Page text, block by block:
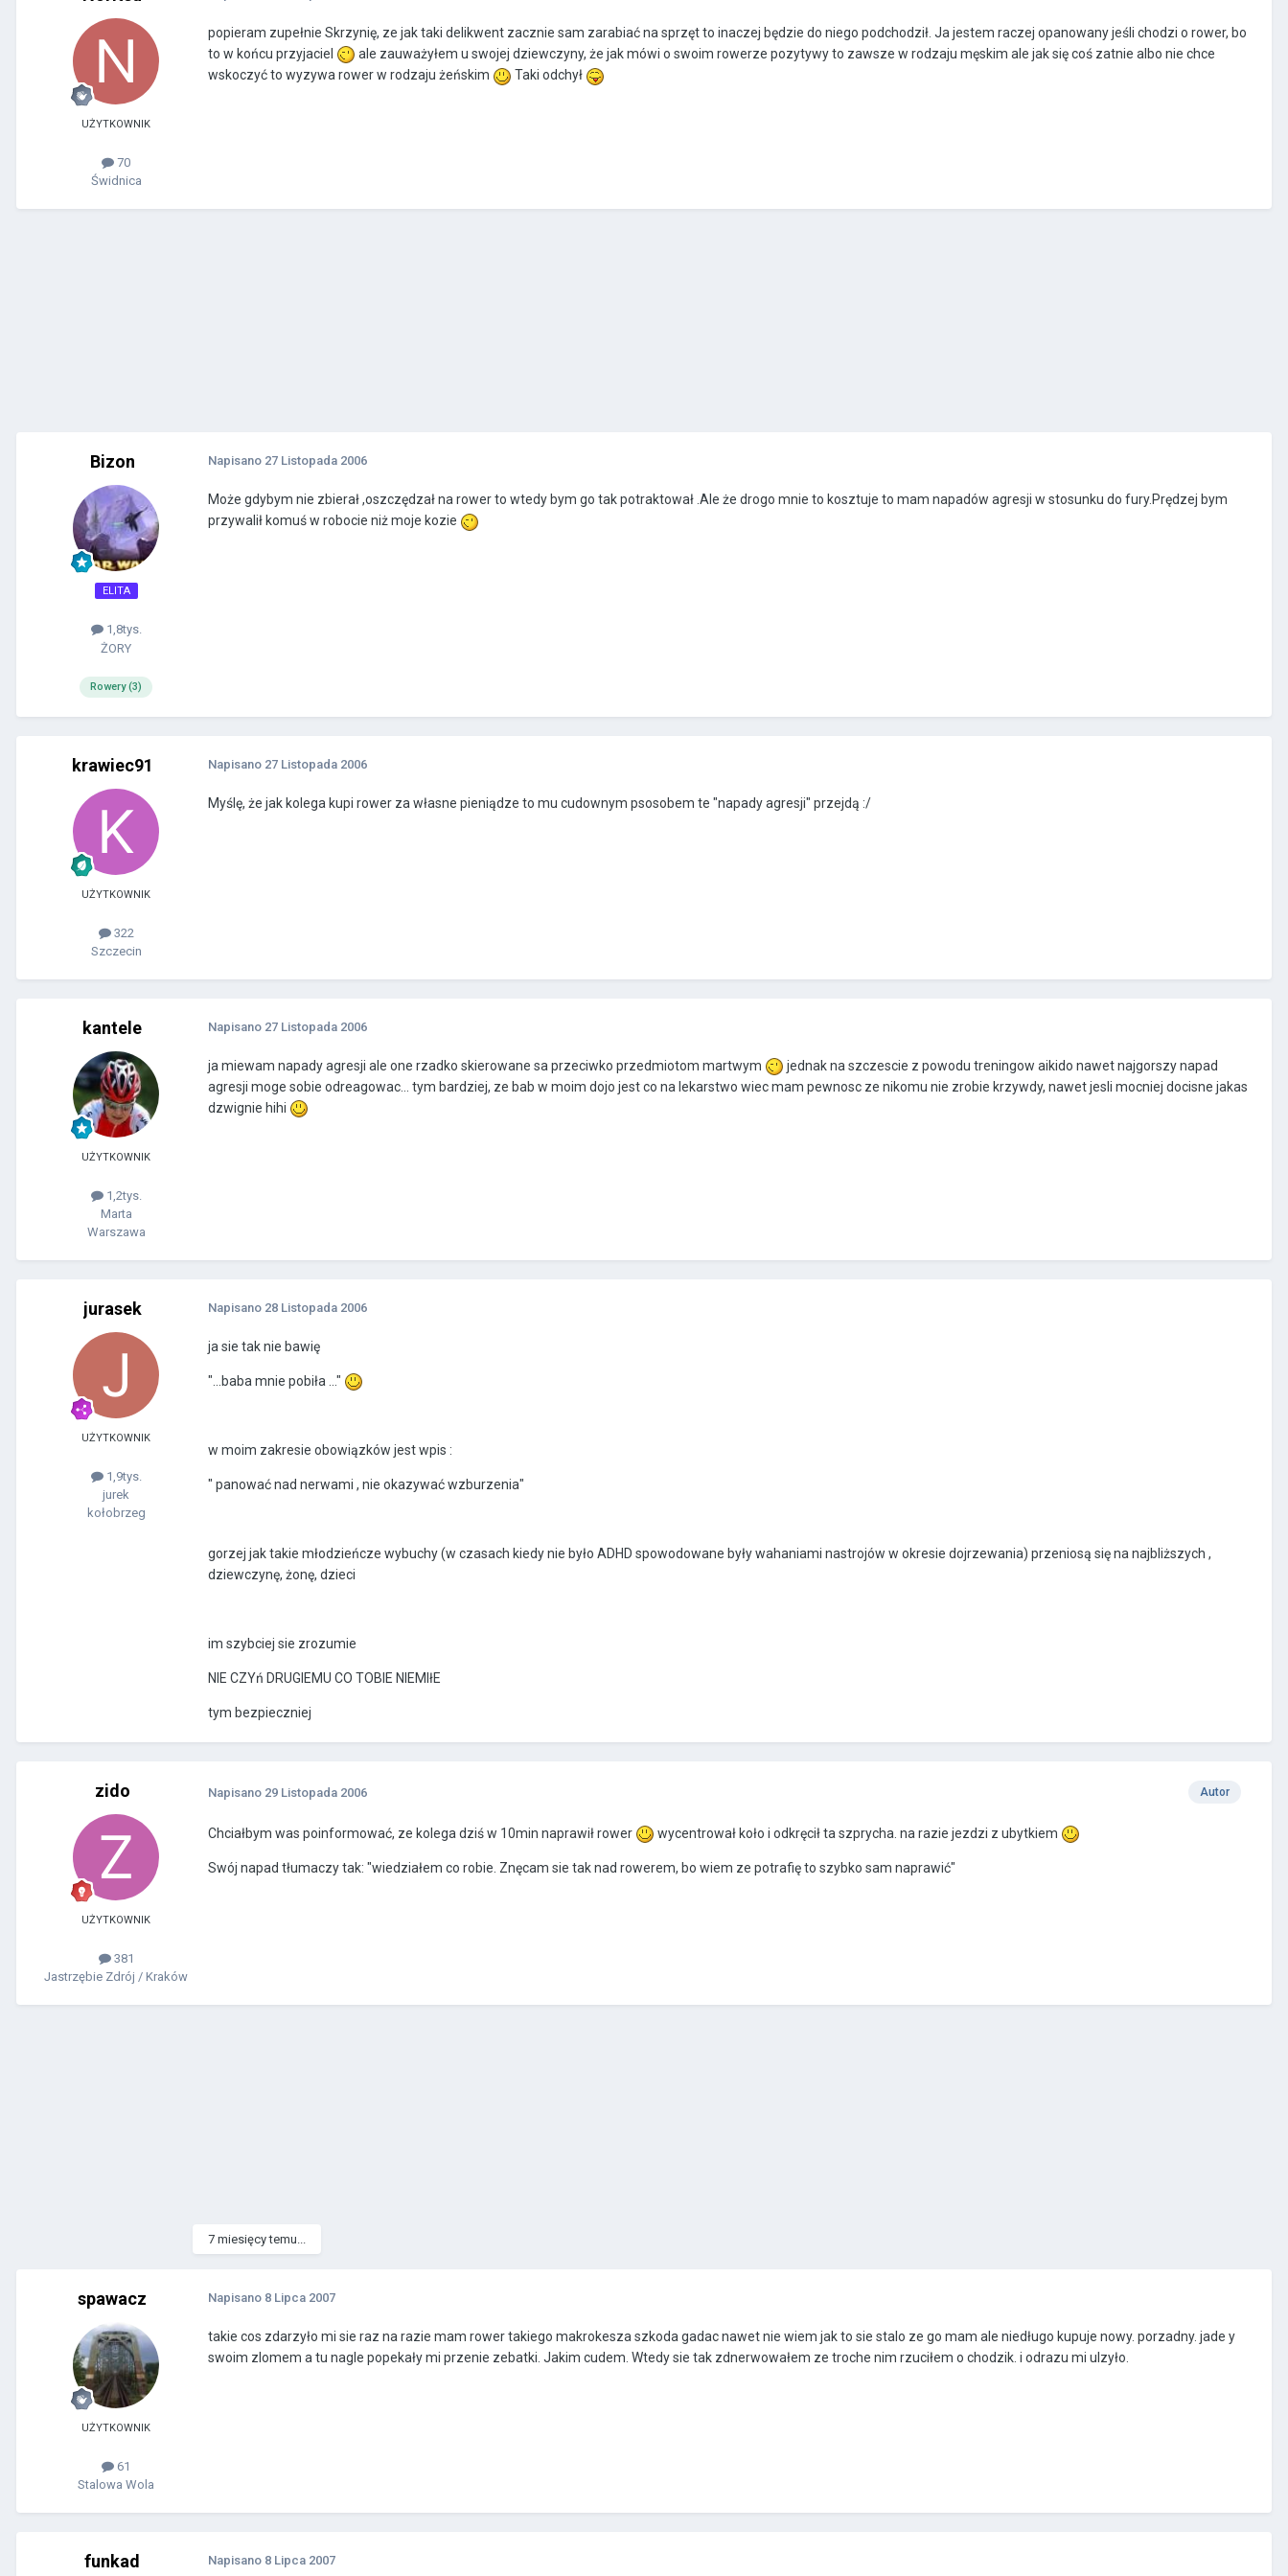
UŻYTKOWNIK
70
Świdnica
popieram zupełnie Skrzynię, ze jak taki delikwent zacznie sam zarabiać na sprzęt to inaczej będzie do niego podchodził. Ja jestem raczej opanowany jeśli chodzi o rower, bo
to w końcu przyjaciel
ale zauważyłem u swojej dziewczyny, że jak mówi o swoim rowerze pozytywy to zawsze w rodzaju męskim ale jak się coś zatnie albo nie chce
wskoczyć to wyzywa rower w rodzaju żeńskim
Taki odchył
Bizon
ELITA
1,8tys.
ŻORY
Rowery (3)
Napisano 27 Listopada 2006
Może gdybym nie zbierał ,oszczędzał na rower to wtedy bym go tak potraktował .Ale że drogo mnie to kosztuje to mam napadów agresji w stosunku do fury.Prędzej bym
przywalił komuś w robocie niż moje kozie
krawiec91
UŻYTKOWNIK
322
Szczecin
Napisano 27 Listopada 2006
Myślę, że jak kolega kupi rower za własne pieniądze to mu cudownym psosobem te "napady agresji" przejdą :/
kantele
UŻYTKOWNIK
1,2tys.
Marta
Warszawa
Napisano 27 Listopada 2006
ja miewam napady agresji ale one rzadko skierowane sa przeciwko przedmiotom martwym
jednak na szczescie z powodu treningow aikido nawet najgorszy napad
agresji moge sobie odreagowac... tym bardziej, ze bab w moim dojo jest co na lekarstwo wiec mam pewnosc ze nikomu nie zrobie krzywdy, nawet jesli mocniej docisne jakas
dzwignie hihi
jurasek
UŻYTKOWNIK
1,9tys.
jurek
kołobrzeg
Napisano 28 Listopada 2006
ja sie tak nie bawię
"...baba mnie pobiła ..."
w moim zakresie obowiązków jest wpis :
" panować nad nerwami , nie okazywać wzburzenia"
gorzej jak takie młodzieńcze wybuchy (w czasach kiedy nie było ADHD spowodowane były wahaniami nastrojów w okresie dojrzewania) przeniosą się na najbliższych ,
dziewczynę, żonę, dzieci
im szybciej sie zrozumie
NIE CZYń DRUGIEMU CO TOBIE NIEMIłE
tym bezpieczniej
zido
UŻYTKOWNIK
381
Jastrzębie Zdrój / Kraków
Autor
Napisano 29 Listopada 2006
Chciałbym was poinformować, ze kolega dziś w 10min naprawił rower wycentrował koło i odkręcił ta szprycha. na razie jezdzi z ubytkiem
Swój napad tłumaczy tak: "wiedziałem co robie. Znęcam sie tak nad rowerem, bo wiem ze potrafię to szybko sam naprawić"
7 miesięcy temu...
spawacz
UŻYTKOWNIK
61
Stalowa Wola
Napisano 8 Lipca 2007
takie cos zdarzyło mi sie raz na razie mam rower takiego makrokesza szkoda gadac nawet nie wiem jak to sie stalo ze go mam ale niedługo kupuje nowy. porzadny. jade y
swoim zlomem a tu nagle popekały mi przenie zebatki. Jakim cudem. Wtedy sie tak zdnerwowałem ze troche nim rzuciłem o chodzik. i odrazu mi ulzyło.
funkad Napisano 8 Lipca 2007